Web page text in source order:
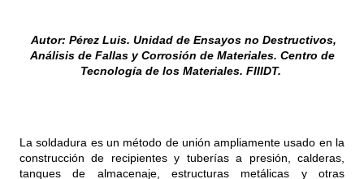
Autor: Pérez Luis. Unidad de Ensayos no Destructivos,
Análisis de Fallas y Corrosión de Materiales. Centro de
Tecnología de los Materiales. FIIIDT.
La soldadura es un método de unión ampliamente usado en la
construcción de recipientes y tuberías a presión, calderas,
tanques de almacenaje, estructuras metálicas y otras